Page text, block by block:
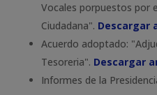
Vocales porpuestos por
Ciudadana". Descargar
Acuerdo adoptado:
Tesoreria". Descargar
Informes de la